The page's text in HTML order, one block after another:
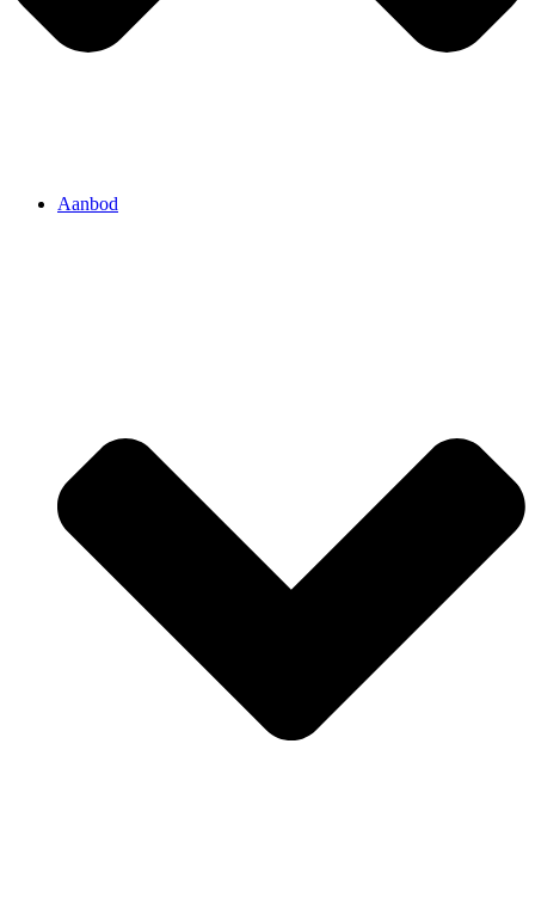
Aanbod